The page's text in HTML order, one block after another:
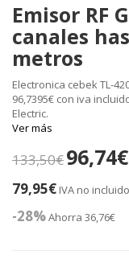
Emisor RF
canales
metros
Electronica cebek TL-
96,7395€ con iva
Electric.
Ver más
133,50€96,74€
79,95€ IVA no incluido
-28%Ahorra 36,76€